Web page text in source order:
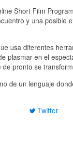
Short Film
y una posible
usa diferentes
plasmar en el
pronto se
de un lenguaje
Twitter